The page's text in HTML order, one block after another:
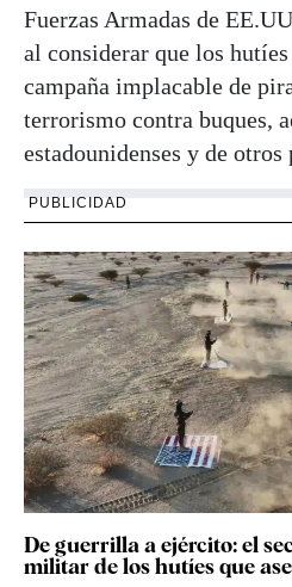
Fuerzas Armadas de
al considerar que los
campaña implacable de
terrorismo contra buques,
estadounidenses y de otros
PUBLICIDAD
De guerrilla a ejército: el
militar de los hutíes que